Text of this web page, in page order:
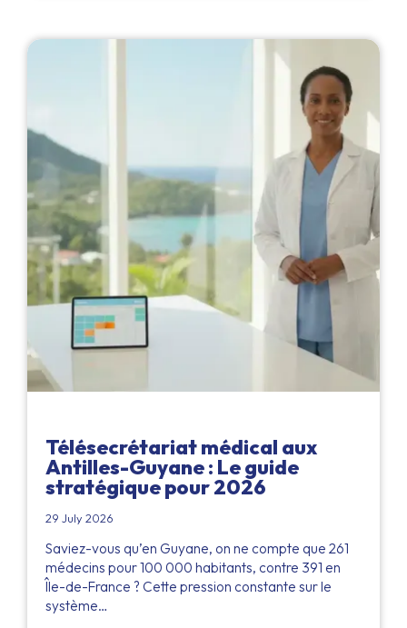
Télésecrétariat médical aux
Antilles-Guyane : Le guide
stratégique pour 2026
29 July 2026
Saviez-vous qu’en Guyane, on ne compte que 261
médecins pour 100 000 habitants, contre 391 en
Île-de-France ? Cette pression constante sur le
système…